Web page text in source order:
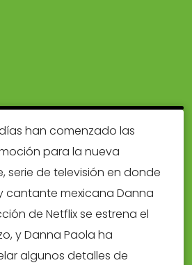
han comenzado las
para la nueva
serie de televisión en donde
cantante mexicana Danna
de Netflix se estrena el
y Danna Paola ha
algunos detalles de